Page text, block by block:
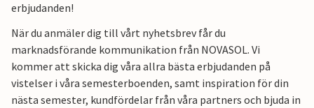
erbjudanden!
När du anmäler dig till vårt nyhetsbrev får du
marknadsförande kommunikation från NOVASOL. Vi
kommer att skicka dig våra allra bästa erbjudanden på
vistelser i våra semesterboenden, samt inspiration för din
nästa semester, kundfördelar från våra partners och bjuda in